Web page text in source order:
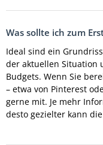
Was sollte ich zum
Ideal sind ein
der aktuellen Situation
Budgets. Wenn Sie
– etwa von Pinterest
gerne mit. Je mehr
desto gezielter kann